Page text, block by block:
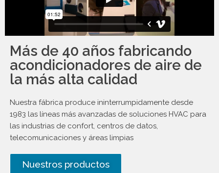
Más de 40 años fabricando
acondicionadores de aire de
la más alta calidad
Nuestra fábrica produce ininterrumpidamente desde
1983 las líneas más avanzadas de soluciones HVAC para
las industrias de confort, centros de datos,
telecomunicaciones y áreas limpias
Nuestros productos